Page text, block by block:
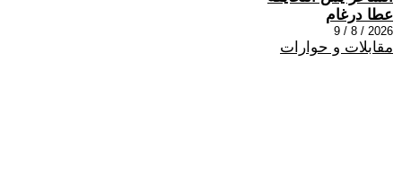
عطا درغام
2026 / 8 / 9
مقابلات و حوارات